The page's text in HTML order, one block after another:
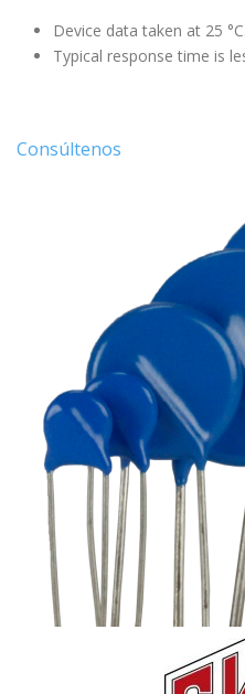
Device data taken at 25 °C.
Typical response time is
Consúltenos